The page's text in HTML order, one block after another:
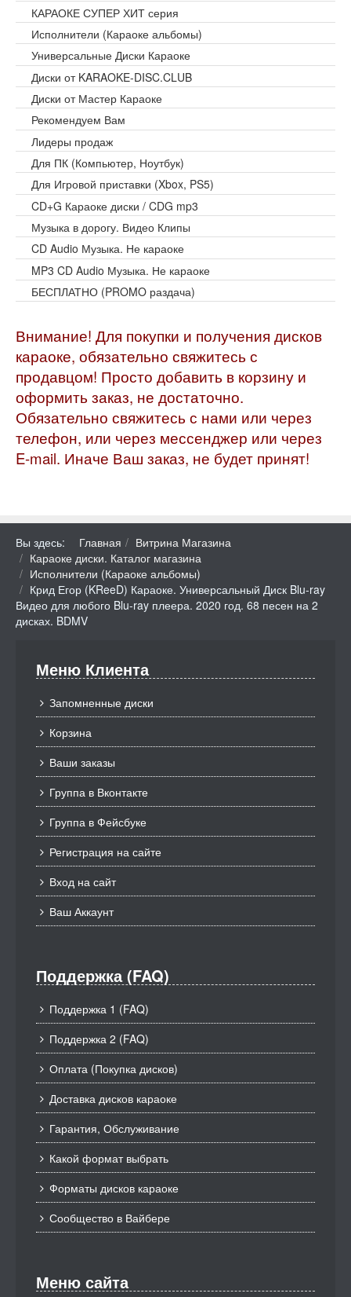
КАРАОКЕ СУПЕР ХИТ серия
Исполнители (Караоке альбомы)
Универсальные Диски Караоке
Диски от KARAOKE-DISC.CLUB
Диски от Мастер Караоке
Рекомендуем Вам
Лидеры продаж
Для ПК (Компьютер, Ноутбук)
Для Игровой приставки (Xbox, PS5)
CD+G Караоке диски / CDG mp3
Музыка в дорогу. Видео Клипы
CD Audio Музыка. Не караоке
MP3 CD Audio Музыка. Не караоке
БЕСПЛАТНО (PROMO раздача)
Внимание! Для покупки и получения дисков
караоке, обязательно свяжитесь с
продавцом! Просто добавить в корзину и
оформить заказ, не достаточно.
Обязательно свяжитесь с нами или через
телефон, или через мессенджер или через
E-mail. Иначе Ваш заказ, не будет принят!
Вы здесь: Главная
Витрина Магазина
Караоке диски. Каталог магазина
Исполнители (Караоке альбомы)
Крид Егор (KReeD) Караоке. Универсальный Диск Blu-ray
Видео для любого Blu-ray плеера. 2020 год. 68 песен на 2
дисках. BDMV
Меню Клиента
Запомненные диски
Корзина
Ваши заказы
Группа в Вконтакте
Группа в Фейсбуке
Регистрация на сайте
Вход на сайт
Ваш Аккаунт
Поддержка (FAQ)
Поддержка 1 (FAQ)
Поддержка 2 (FAQ)
Оплата (Покупка дисков)
Доставка дисков караоке
Гарантия, Обслуживание
Какой формат выбрать
Форматы дисков караоке
Сообщество в Вайбере
Меню сайта